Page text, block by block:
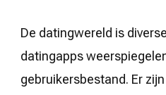
De datingwereld is
datingapps
gebruikersbestand. Er